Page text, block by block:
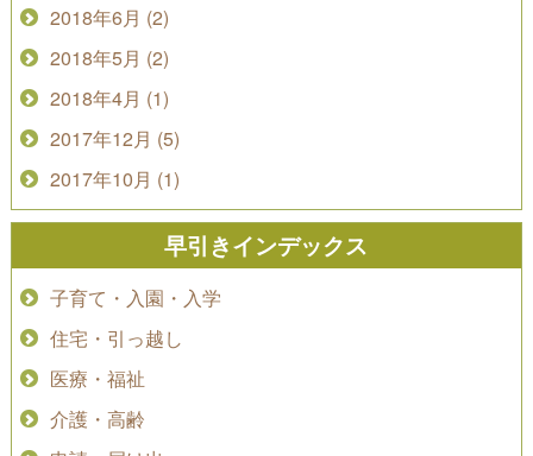
2018年6月 (2)
2018年5月 (2)
2018年4月 (1)
2017年12月 (5)
2017年10月 (1)
早引きインデックス
子育て・入園・入学
住宅・引っ越し
医療・福祉
介護・高齢